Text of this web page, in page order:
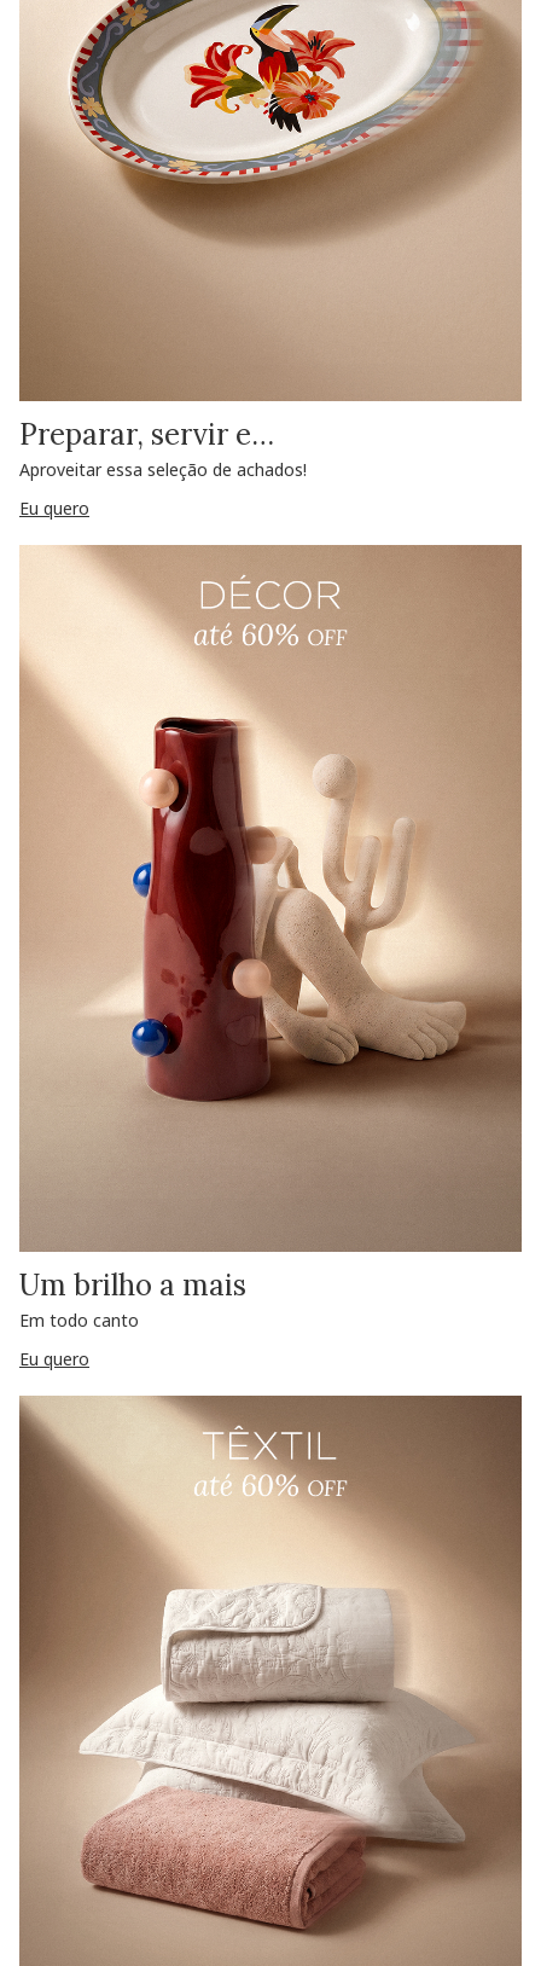
Preparar, servir e…
Aproveitar essa seleção de achados!
Eu quero
Um brilho a mais
Em todo canto
Eu quero